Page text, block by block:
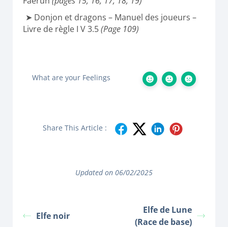
Donjon et dragons – Manuel des joueurs –
Livre de règle I V 3.5(Page 109)
What are your Feelings
Share This Article :
Updated on 06/02/2025
Elfe noir
Elfe de Lune
(Race de base)